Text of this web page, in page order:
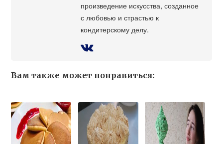
произведение искусства, созданное
с любовью и страстью к
кондитерскому делу.
Вам также может понравиться: